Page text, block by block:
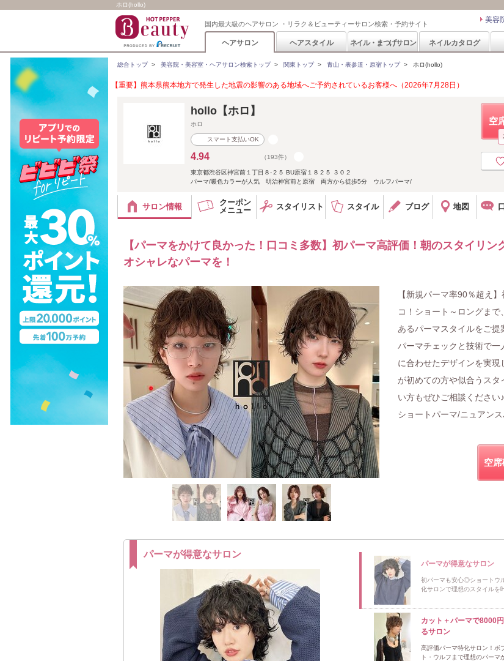
ホロ(hollo)
国内最大級のヘアサロン ・リラク＆ビューティーサロン検索・予約サイト 美容
ヘアサロン ヘアスタイル ネイル・まつげサロン ネイルカタログ
総合トップ> 美容院・美容室・ヘアサロン検索トップ> 関東トップ> 青山・表参道・原宿トップ> ホロ(hollo)
【重要】熊本県熊本地方で発生した地震の影響のある地域へご予約されているお客様へ（2026年7月28日）
空
hollo【ホロ】
ホロ
スマート支払いOK
4.94 （193件）
東京都渋谷区神宮前１丁目８-２５ BU原宿１８２５ ３０２
パーマ/暖色カラーが人気 明治神宮前と原宿 両方から徒歩5分 ウルフパーマ/
サロン情報
クーポン
メニュー
スタイリスト スタイル ブログ 地図
【パーマをかけて良かった！口コミ多数】初パーマ高評価！朝のスタイリン
オシャレなパーマを！
【新規パーマ率90％超え
コ！ショート～ロングまで
あるパーマスタイルをご提
パーマチェックと技術で一
に合わせたデザインを実現
が初めての方や似合うスタ
い方もぜひご相談ください
ショートパーマ/ニュアン
空
パーマが得意なサロン
パーマが得意なサロン
初パーマも安心◎ショートウ
化サロンで理想のスタイルを
カット＋パーマで8000
るサロン
高評価パーマ特化サロン！ボ
ト・ウルフまで理想のパーマ